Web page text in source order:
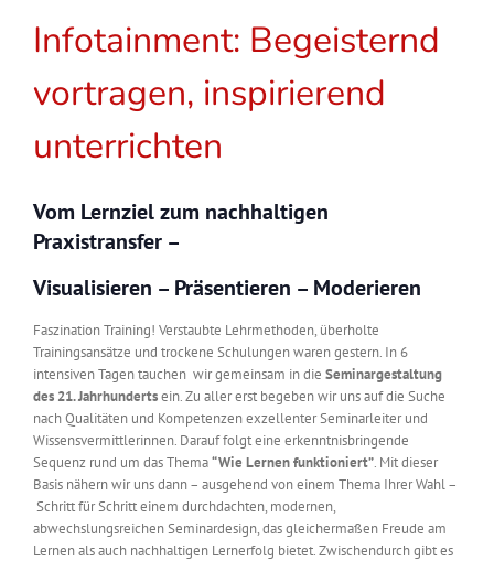
Infotainment: Begeisternd
vortragen, inspirierend
unterrichten
Vom Lernziel zum nachhaltigen
Praxistransfer –
Visualisieren – Präsentieren – Moderieren
Faszination Training! Verstaubte Lehrmethoden, überholte
Trainingsansätze und trockene Schulungen waren gestern. In 6
intensiven Tagen tauchen wir gemeinsam in die Seminargestaltung
des 21. Jahrhundertsein. Zu aller erst begeben wir uns auf die Suche
nach Qualitäten und Kompetenzen exzellenter Seminarleiter und
Wissensvermittlerinnen. Darauf folgt eine erkenntnisbringende
Sequenz rund um das Thema“Wie Lernen funktioniert”. Mit dieser
Basis nähern wir uns dann – ausgehend von einem Thema Ihrer Wahl –
Schritt für Schritt einem durchdachten, modernen,
abwechslungsreichen Seminardesign, das gleichermaßen Freude am
Lernen als auch nachhaltigen Lernerfolg bietet. Zwischendurch gibt es